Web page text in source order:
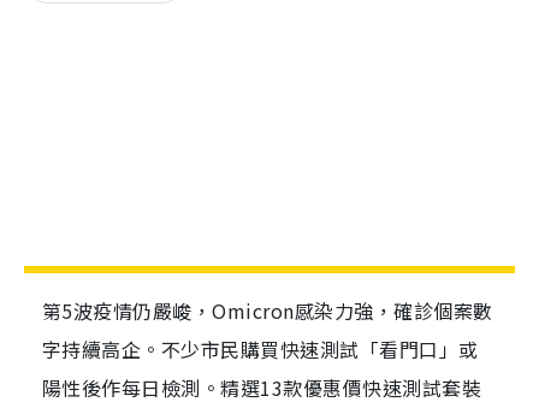
第5波疫情仍嚴峻，Omicron感染力強，確診個案數
字持續高企。不少市民購買快速測試「看門口」或
陽性後作每日檢測。精選13款優惠價快速測試套裝